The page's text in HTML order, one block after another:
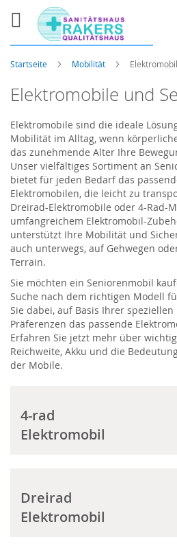
Startseite Mobilität
Elektromobile und
Elektromobile sind die ideale
Mobilität im Alltag, wenn
das zunehmende Alter Ihre
Unser vielfältiges Sortiment an
bietet für jeden Bedarf das
Elektromobilen, die leicht zu
Dreirad-Elektromobile oder 4-Rad-
umfangreichem Elektromobil-
unterstützt Ihre Mobilität und
auch unterwegs, auf Gehwegen
Terrain.
Sie möchten ein Seniorenmobil
Suche nach dem richtigen Modell
Sie dabei, auf Basis Ihrer
Präferenzen das passende
Erfahren Sie jetzt mehr über
Reichweite, Akku und die
der Mobile.
4-rad
Elektromobil
Dreirad
Elektromobil